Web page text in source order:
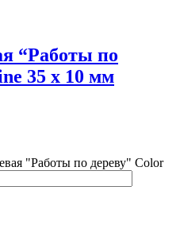
“Работы по
35 х 10 мм
"Работы по дереву" Color